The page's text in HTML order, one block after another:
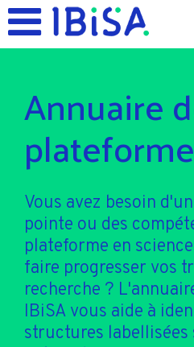
Annuaire
Vous avez besoin
pointe ou des
plateforme en
faire progresser vos
recherche ?
IBiSA vous aide à
structures